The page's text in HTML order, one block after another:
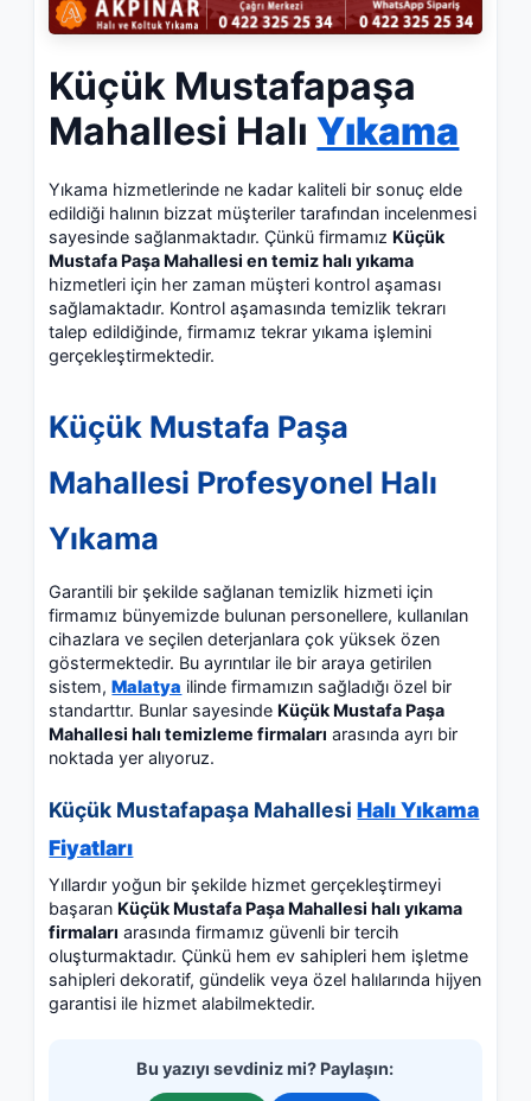
Küçük Mustafapaşa
Mahallesi HalıYıkama
Yıkama hizmetlerinde ne kadar kaliteli bir sonuç elde
edildiği halının bizzat müşteriler tarafından incelenmesi
sayesinde sağlanmaktadır. Çünkü firmamız Küçük
Mustafa Paşa Mahallesi en temiz halı yıkama
hizmetleri için her zaman müşteri kontrol aşaması
sağlamaktadır. Kontrol aşamasında temizlik tekrarı
talep edildiğinde, firmamız tekrar yıkama işlemini
gerçekleştirmektedir.
Küçük Mustafa Paşa
Mahallesi Profesyonel Halı
Yıkama
Garantili bir şekilde sağlanan temizlik hizmeti için
firmamız bünyemizde bulunan personellere, kullanılan
cihazlara ve seçilen deterjanlara çok yüksek özen
göstermektedir. Bu ayrıntılar ile bir araya getirilen
sistem,Malatya ilinde firmamızın sağladığı özel bir
standarttır. Bunlar sayesinde Küçük Mustafa Paşa
Mahallesi halı temizleme firmaları arasında ayrı bir
noktada yer alıyoruz.
Küçük Mustafapaşa MahallesiHalı Yıkama
Fiyatları
Yıllardır yoğun bir şekilde hizmet gerçekleştirmeyi
başaran Küçük Mustafa Paşa Mahallesi halı yıkama
firmaları arasında firmamız güvenli bir tercih
oluşturmaktadır. Çünkü hem ev sahipleri hem işletme
sahipleri dekoratif, gündelik veya özel halılarında hijyen
garantisi ile hizmet alabilmektedir.
Bu yazıyı sevdiniz mi? Paylaşın: